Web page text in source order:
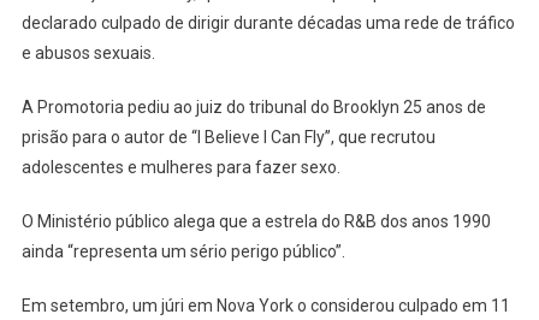
declarado culpado de dirigir durante décadas uma rede de tráfico
e abusos sexuais.
A Promotoria pediu ao juiz do tribunal do Brooklyn 25 anos de
prisão para o autor de “I Believe I Can Fly”, que recrutou
adolescentes e mulheres para fazer sexo.
O Ministério público alega que a estrela do R&B dos anos 1990
ainda “representa um sério perigo público”.
Em setembro, um júri em Nova York o considerou culpado em 11